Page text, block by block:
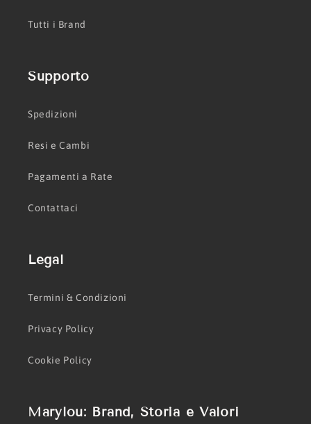
Tutti i Brand
Supporto
Spedizioni
Resi e Cambi
Pagamenti a Rate
Contattaci
Legal
Termini & Condizioni
Privacy Policy
Cookie Policy
Marylou: Brand, Storia e Valori